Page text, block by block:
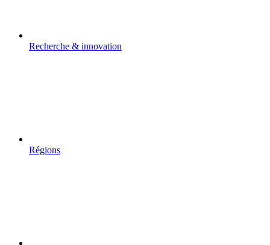
Recherche & innovation
Régions